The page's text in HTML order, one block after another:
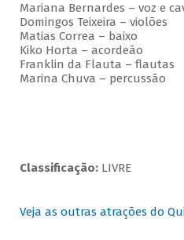
Mariana Bernardes – voz e
Domingos Teixeira – violões
Matias Correa – baixo
Kiko Horta – acordeão
Franklin da Flauta – flautas
Marina Chuva – percussão
Classificação: LIVRE
Veja as outras atrações do